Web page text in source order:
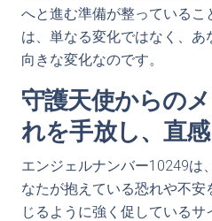
へと進む準備が整っている
は、単なる変化ではなく、
向きな変化なのです。
守護天使からの
れを手放し、直
エンジェルナンバー10249は
なたが抱えている恐れや不
じるように強く促している